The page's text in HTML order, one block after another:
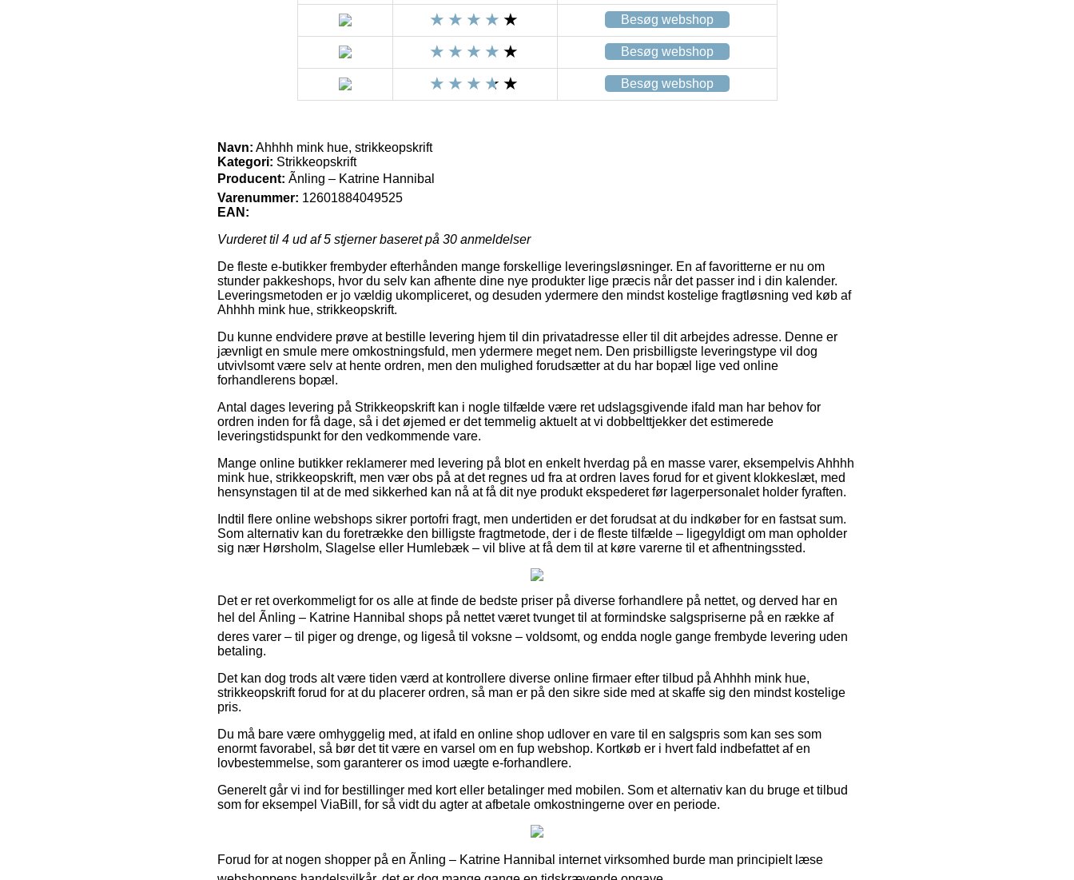
Besøg webshop
Besøg webshop
Besøg webshop
Navn: Ahhhh mink hue, strikkeopskrift
Kategori: Strikkeopskrift
Producent: Ãnling – Katrine Hannibal
Varenummer: 12601884049525
EAN:
Vurderet til 4 ud af 5 stjerner baseret på 30 anmeldelser
De fleste e-butikker frembyder efterhånden mange forskellige leveringsløsninger. En af favoritterne er nu om
stunder pakkeshops, hvor du selv kan afhente dine nye produkter lige præcis når det passer ind i din kalender.
Leveringsmetoden er jo vældig ukompliceret, og desuden ydermere den mindst kostelige fragtløsning ved køb af
Ahhhh mink hue, strikkeopskrift.
Du kunne endvidere prøve at bestille levering hjem til din privatadresse eller til dit arbejdes adresse. Denne er
jævnligt en smule mere omkostningsfuld, men ydermere meget nem. Den prisbilligste leveringstype vil dog
utvivlsomt være selv at hente ordren, men den mulighed forudsætter at du har bopæl lige ved online
forhandlerens bopæl.
Antal dages levering på Strikkeopskrift kan i nogle tilfælde være ret udslagsgivende ifald man har behov for
ordren inden for få dage, så i det øjemed er det temmelig aktuelt at vi dobbelttjekker det estimerede
leveringstidspunkt for den vedkommende vare.
Mange online butikker reklamerer med levering på blot en enkelt hverdag på en masse varer, eksempelvis Ahhhh
mink hue, strikkeopskrift, men vær obs på at det regnes ud fra at ordren laves forud for et givent klokkeslæt, med
hensynstagen til at de med sikkerhed kan nå at få dit nye produkt ekspederet før lagerpersonalet holder fyraften.
Indtil flere online webshops sikrer portofri fragt, men undertiden er det forudsat at du indkøber for en fastsat sum.
Som alternativ kan du foretrække den billigste fragtmetode, der i de fleste tilfælde – ligegyldigt om man opholder
sig nær Hørsholm, Slagelse eller Humlebæk – vil blive at få dem til at køre varerne til et afhentningssted.
Det er ret overkommeligt for os alle at finde de bedste priser på diverse forhandlere på nettet, og derved har en
hel del Ãnling – Katrine Hannibal shops på nettet været tvunget til at formindske salgspriserne på en række af
deres varer – til piger og drenge, og ligeså til voksne – voldsomt, og endda nogle gange frembyde levering uden
betaling.
Det kan dog trods alt være tiden værd at kontrollere diverse online firmaer efter tilbud på Ahhhh mink hue,
strikkeopskrift forud for at du placerer ordren, så man er på den sikre side med at skaffe sig den mindst kostelige
pris.
Du må bare være omhyggelig med, at ifald en online shop udlover en vare til en salgspris som kan ses som
enormt favorabel, så bør det tit være en varsel om en fup webshop. Kortkøb er i hvert fald indbefattet af en
lovbestemmelse, som garanterer os imod uægte e-forhandlere.
Generelt går vi ind for bestillinger med kort eller betalinger med mobilen. Som et alternativ kan du bruge et tilbud
som for eksempel ViaBill, for så vidt du agter at afbetale omkostningerne over en periode.
Forud for at nogen shopper på en Ãnling – Katrine Hannibal internet virksomhed burde man principielt læse